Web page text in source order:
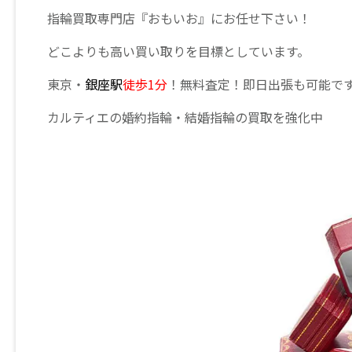
指輪買取専門店『おもいお』にお任せ下さい！
どこよりも高い買い取りを目標としています。
東京・ 銀座駅徒歩1分 ！無料査定！即日出張も可能で
カルティエの婚約指輪・結婚指輪の買取を強化中